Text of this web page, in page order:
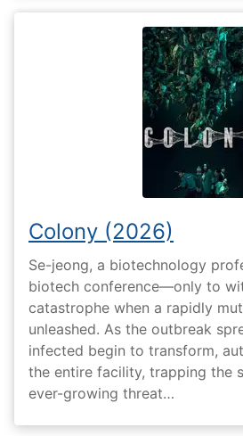
Colony (2026)
Se-jeong, a biotechnology
biotech conference—only to
catastrophe when a rapidly
unleashed. As the outbreak
infected begin to transform,
the entire facility, trapping the
ever-growing threat…